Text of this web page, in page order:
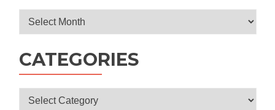
Archives
CATEGORIES
Categories